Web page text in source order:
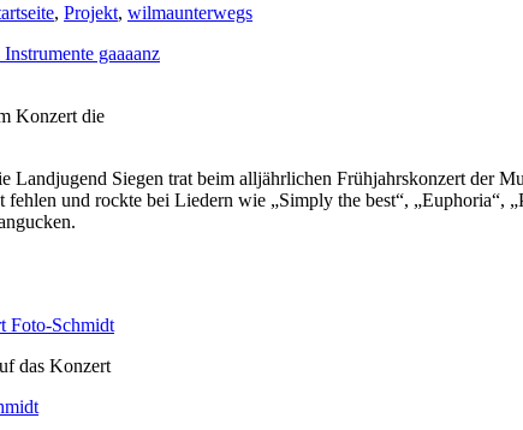
, Projekt, wilmaunterwegs
Konzert die
Siegen trat beim alljährlichen Frühjahrskonzert der
und rockte bei Liedern wie „Simply the best“,
das Konzert